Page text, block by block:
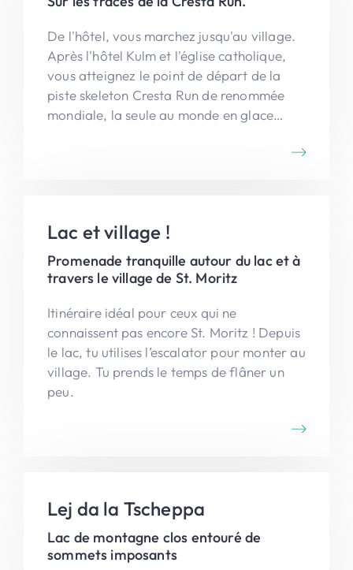
De l'hôtel, vous marchez jusqu'au village.
Après l'hôtel Kulm et l'église catholique,
vous atteignez le point de départ de la
piste skeleton Cresta Run de renommée
mondiale, la seule au monde en glace
Lac et village !
Promenade tranquille autour du lac et à
travers le village de St. Moritz
Itinéraire idéal pour ceux qui ne
connaissent pas encore St. Moritz ! Depuis
le lac, tu utilises l’escalator pour monter au
village. Tu prends le temps de flâner un
peu.
Lej da la Tscheppa
Lac de montagne clos entouré de
sommets imposants